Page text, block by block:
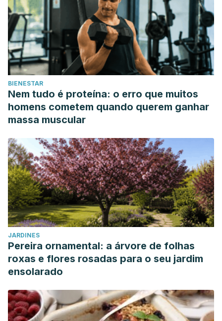
https://uvadoc.uva.es/bitstream/handle/10324/41680/TFG-
O-1872.pdf?sequence=1&isAllowed=y
Vera Quintero, Lucero Estefanía. 2017. Trabajo de
suficiencia profesional tratamiento fisioterapeutico en
lesiones de menisco. Universidad Inca Garcilaso De La
Vega. Facultad de Tecnología Médica.
http://repositorio.uigv.edu.pe/bitstream/handle/20.500.11818/
sequence=2&isAllowed=y
José Ma. Busto Villarreal, Ibrahim Liberato González, Gloria
https://www.medigraphic.com/pdfs/orthotips/ot-
2009/ot091d.pdf
Atención postratamiento – rupturas de menisco.
MedlinePlus.
https://medlineplus.gov/spanish/ency/patientinstructions/
What are ways to prevent a meniscus tear? 2020. WebMD.
https://www.webmd.com/pain-management/knee-
pain/qa/what-are-ways-to-prevent-a-meniscus-tear
BIENESTAR
Nem tudo é proteína: o erro que muitos
homens cometem quando querem ganhar
massa muscular
JARDINES
Pereira ornamental: a árvore de folhas
roxas e flores rosadas para o seu jardim
ensolarado